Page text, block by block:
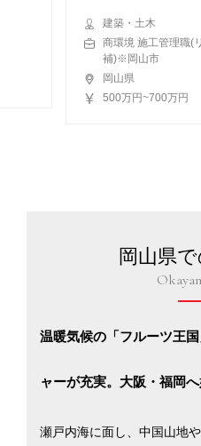
建築・土木
商環境 施工管理職(
補)※岡山市
岡山県
500万円~700万円
岡山県
温暖気候の「フルーツ王
ャーが充実。大阪・福岡
瀬戸内海に面し、中国山地